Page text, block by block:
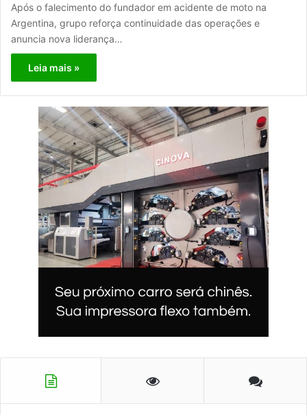
Após o falecimento do fundador em acidente de moto na
Argentina, grupo reforça continuidade das operações e
anuncia nova liderança…
Leia mais »